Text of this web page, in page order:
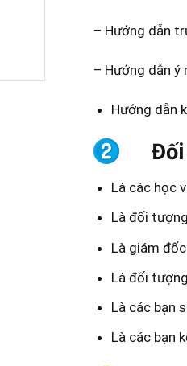
– Hướng dẫn
– Hướng dẫn ý
Hướng dẫn
Đối
Là các học
Là đối
Là giám
Là đối
Là các bạn
Là các bạn